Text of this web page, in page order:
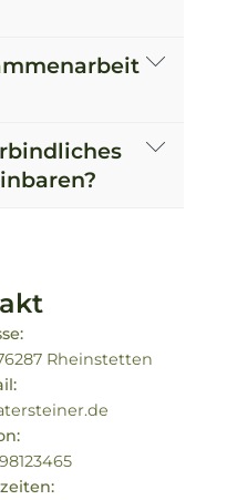
Rheinstetten